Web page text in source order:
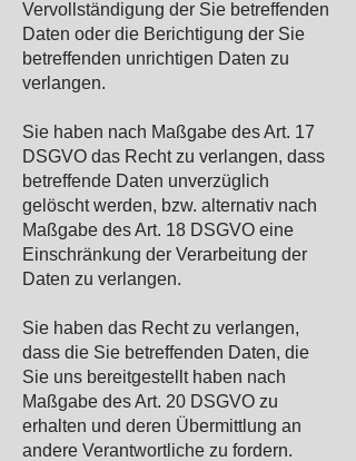
Vervollständigung der Sie betreffenden
Daten oder die Berichtigung der Sie
betreffenden unrichtigen Daten zu
verlangen.
Sie haben nach Maßgabe des Art. 17
DSGVO das Recht zu verlangen, dass
betreffende Daten unverzüglich
gelöscht werden, bzw. alternativ nach
Maßgabe des Art. 18 DSGVO eine
Einschränkung der Verarbeitung der
Daten zu verlangen.
Sie haben das Recht zu verlangen,
dass die Sie betreffenden Daten, die
Sie uns bereitgestellt haben nach
Maßgabe des Art. 20 DSGVO zu
erhalten und deren Übermittlung an
andere Verantwortliche zu fordern.